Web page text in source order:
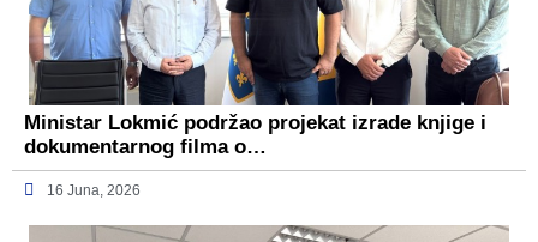
Ministar Lokmić podržao projekat izrade knjige i
dokumentarnog filma o…
16 Juna, 2026